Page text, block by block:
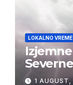
LOKALNO
juliju
1